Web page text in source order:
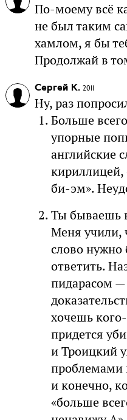
По-моему всё
не был таким
хамлом, я бы
Продолжай в
Сергей К. 2011
Ну, раз
Больше
упорные
английские
кириллицей,
би-эм».
Ты бываешь
Меня учили,
слово
ответить.
пидарасом
хочешь
придется
и Троицкий
проблемами
и конечно,
«больше